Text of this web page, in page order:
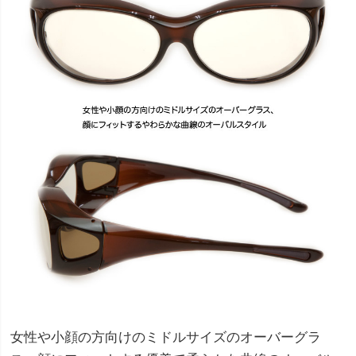
女性や小顔の方向けのミドルサイズのオーバーグラ